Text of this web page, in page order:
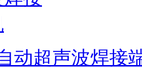
动超声波焊接